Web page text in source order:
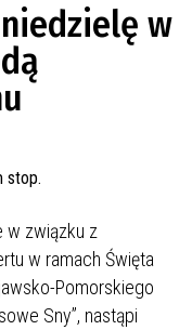
w
w związku z
w ramach Święta
Pomorskiego
Sny”, nastąpi